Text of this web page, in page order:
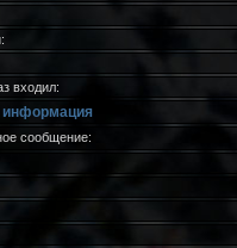
входил:
информация
сообщение: